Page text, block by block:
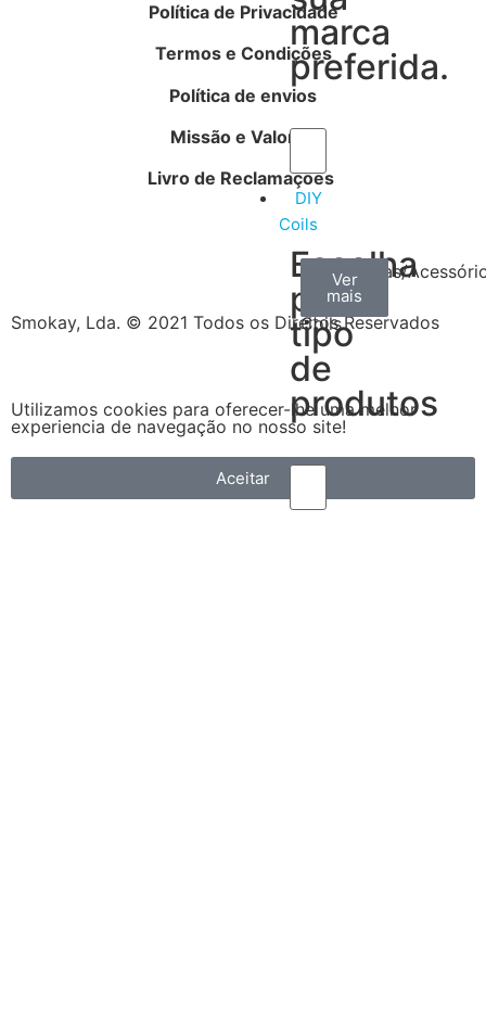
marca
preferida.
DIY
Coils
Escolha
por
tipo
de
produtos
Arame
Coils
Ver
mais
Algodão
Ver
mais
Ferramentas/
Ver
mais
Política de Privacidade
Termos e Condições
Política de envios
Missão e Valores
Livro de Reclamações
Smokay, Lda. © 2021 Todos os Direitos Reservados
Utilizamos cookies para oferecer-lhe uma melhor
experiencia de navegação no nosso site!
Aceitar